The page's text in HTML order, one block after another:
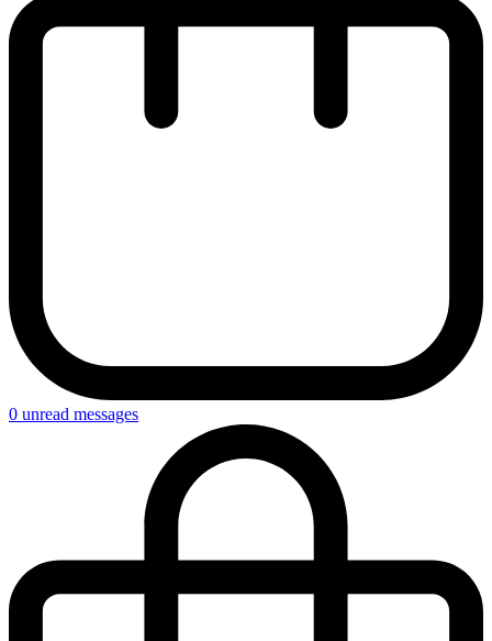
0 unread messages